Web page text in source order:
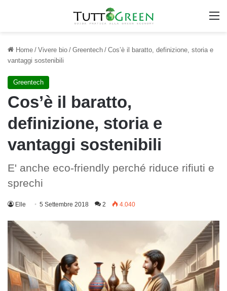
Home / Vivere bio / Greentech / Cos’è il baratto, definizione, storia e
vantaggi sostenibili
Greentech
Cos’è il baratto,
definizione, storia e
vantaggi sostenibili
E' anche eco-friendly perché riduce rifiuti e
sprechi
Elle 5 Settembre 2018 2 4.040